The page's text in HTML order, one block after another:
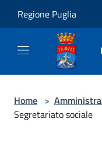
Regione Puglia
Home >
Segretariato sociale